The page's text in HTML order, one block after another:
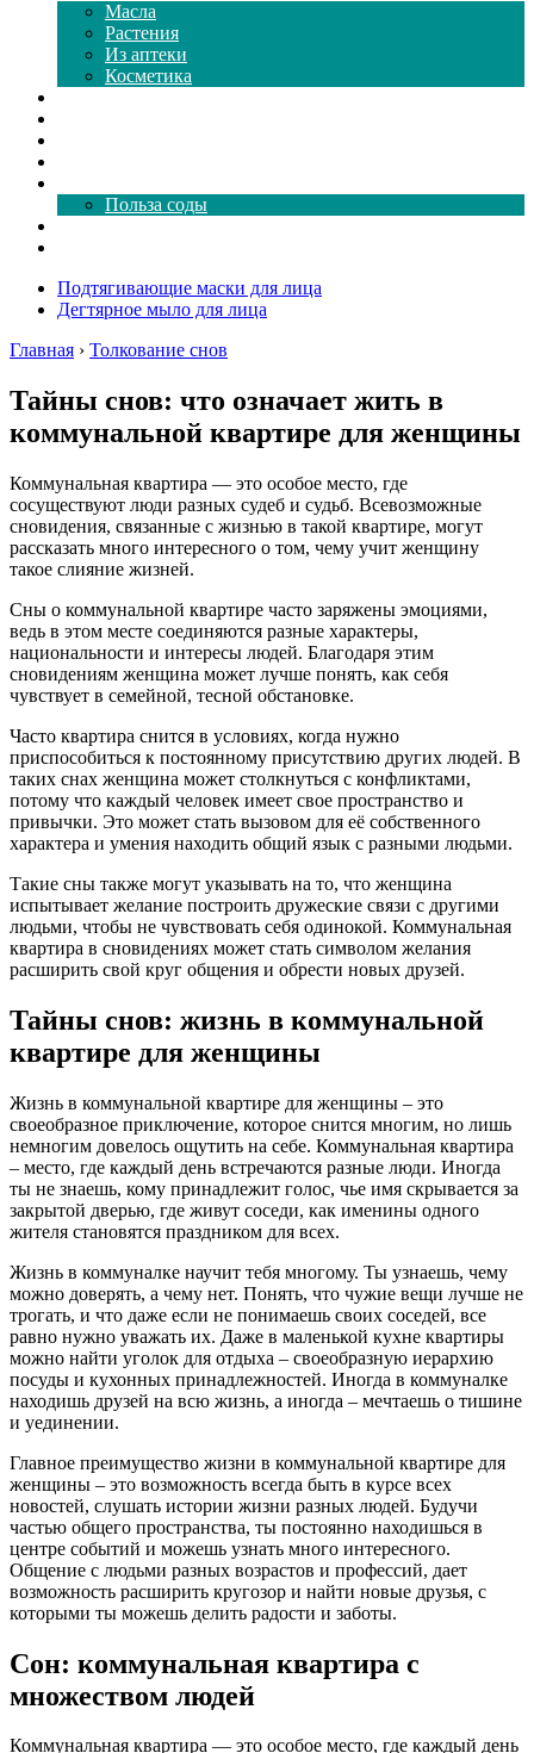
Масла
Растения
Из аптеки
Косметика
Польза соды
Подтягивающие маски для лица
Дегтярное мыло для лица
Главная › Толкование снов
Тайны снов: что означает жить в
коммунальной квартире для женщины
Коммунальная квартира — это особое место, где
сосуществуют люди разных судеб и судьб. Всевозможные
сновидения, связанные с жизнью в такой квартире, могут
рассказать много интересного о том, чему учит женщину
такое слияние жизней.
Сны о коммунальной квартире часто заряжены эмоциями,
ведь в этом месте соединяются разные характеры,
национальности и интересы людей. Благодаря этим
сновидениям женщина может лучше понять, как себя
чувствует в семейной, тесной обстановке.
Часто квартира снится в условиях, когда нужно
приспособиться к постоянному присутствию других людей. В
таких снах женщина может столкнуться с конфликтами,
потому что каждый человек имеет свое пространство и
привычки. Это может стать вызовом для её собственного
характера и умения находить общий язык с разными людьми.
Такие сны также могут указывать на то, что женщина
испытывает желание построить дружеские связи с другими
людьми, чтобы не чувствовать себя одинокой. Коммунальная
квартира в сновидениях может стать символом желания
расширить свой круг общения и обрести новых друзей.
Тайны снов: жизнь в коммунальной
квартире для женщины
Жизнь в коммунальной квартире для женщины – это
своеобразное приключение, которое снится многим, но лишь
немногим довелось ощутить на себе. Коммунальная квартира
– место, где каждый день встречаются разные люди. Иногда
ты не знаешь, кому принадлежит голос, чье имя скрывается за
закрытой дверью, где живут соседи, как именины одного
жителя становятся праздником для всех.
Жизнь в коммуналке научит тебя многому. Ты узнаешь, чему
можно доверять, а чему нет. Понять, что чужие вещи лучше не
трогать, и что даже если не понимаешь своих соседей, все
равно нужно уважать их. Даже в маленькой кухне квартиры
можно найти уголок для отдыха – своеобразную иерархию
посуды и кухонных принадлежностей. Иногда в коммуналке
находишь друзей на всю жизнь, а иногда – мечтаешь о тишине
и уединении.
Главное преимущество жизни в коммунальной квартире для
женщины – это возможность всегда быть в курсе всех
новостей, слушать истории жизни разных людей. Будучи
частью общего пространства, ты постоянно находишься в
центре событий и можешь узнать много интересного.
Общение с людьми разных возрастов и профессий, дает
возможность расширить кругозор и найти новые друзья, с
которыми ты можешь делить радости и заботы.
Сон: коммунальная квартира с
множеством людей
Коммунальная квартира — это особое место, где каждый день